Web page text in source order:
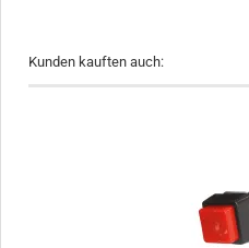
Kunden kauften auch: